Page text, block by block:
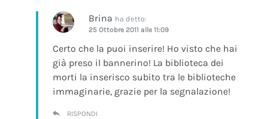
Brina ha detto:
25 Ottobre 2011 alle 11:09
Certo che la puoi inserire! Ho visto che hai
già preso il bannerino! La biblioteca dei
morti la inserisco subito tra le biblioteche
immaginarie, grazie per la segnalazione!
RISPONDI